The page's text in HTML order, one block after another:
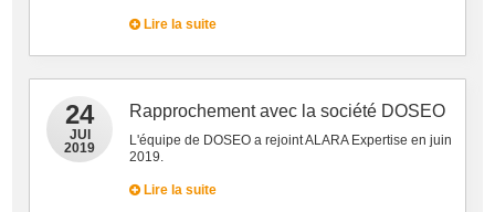
Lire la suite
24
JUI
2019
Rapprochement avec la société DOSEO
L'équipe de DOSEO a rejoint ALARA Expertise en juin
2019.
Lire la suite